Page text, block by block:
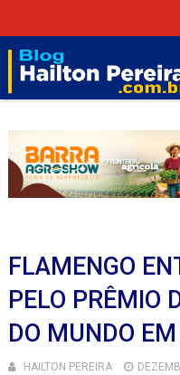
FLAMENGO
PELO PRÊMIO
DO MUNDO
HAILTON PEREIRA